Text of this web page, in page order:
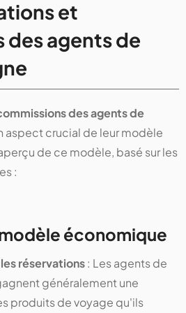
et
des agents de
des agents de
aspect crucial de leur modèle
de ce modèle, basé sur les
:
économique
réservations: Les agents de
généralement une
produits de voyage qu'ils